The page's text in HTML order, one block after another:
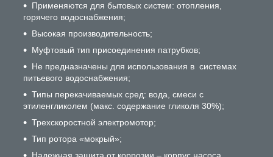
Применяются для бытовых систем: отопления,
горячего водоснабжения;
Высокая производительность;
Муфтовый тип присоединения патрубков;
Не предназначены для использования в системах
питьевого водоснабжения;
Типы перекачиваемых сред: вода, смеси с
этиленгликолем (макс. содержание гликоля 30%);
Трехскоростной электромотор;
Тип ротора «мокрый»;